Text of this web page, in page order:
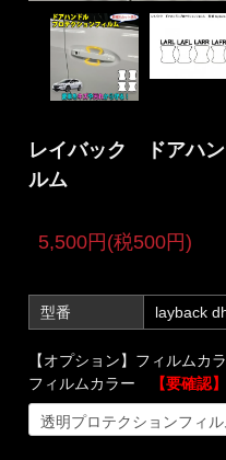
レイバック ドアハン
ルム
5,500円(税500円)
型番 layback
【オプション】フィルムカ
フィルムカラー
【要確認